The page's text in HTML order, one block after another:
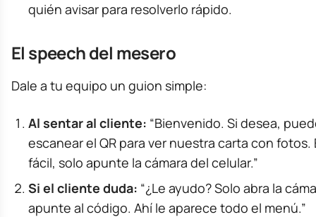
quién avisar para resolverlo rápido.
El speech del mesero
Dale a tu equipo un guion simple:
Al sentar al cliente: “Bienvenido. Si desea,
escanear el QR para ver nuestra carta con fotos.
fácil, solo apunte la cámara del celular.”
Si el cliente duda: “¿Le ayudo? Solo abra la
apunte al código. Ahí le aparece todo el menú.”